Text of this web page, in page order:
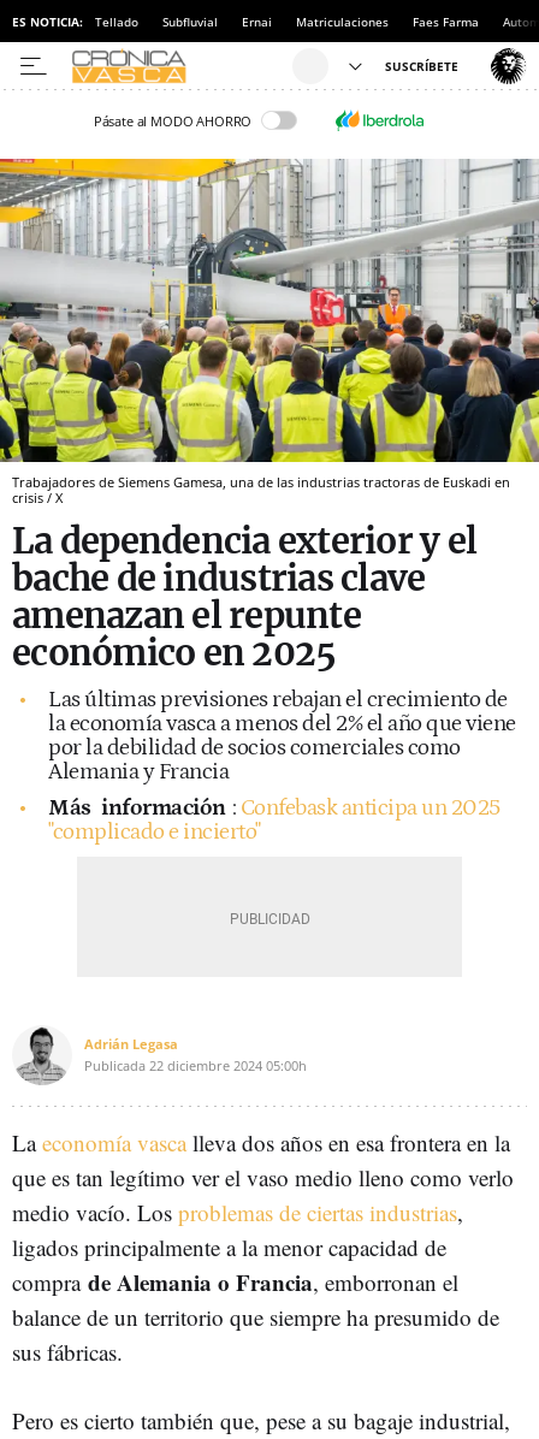
ES NOTICIA: Tellado Subfluvial Ernai Matriculaciones Faes Farma
Pásate al MODO AHORRO
Trabajadores de Siemens Gamesa, una de las industrias tractoras de Euskadi en
crisis / X
La dependencia exterior y el
bache de industrias clave
amenazan el repunte
económico en 2025
Las últimas previsiones rebajan el crecimiento de
la economía vasca a menos del 2% el año que viene
por la debilidad de socios comerciales como
Alemania y Francia
Más información : Confebask anticipa un 2025
"complicado e incierto"
Adrián Legasa
Publicada 22 diciembre 2024 05:00h
Laeconomía vascalleva dos años en esa frontera en la
que es tan legítimo ver el vaso medio lleno como verlo
medio vacío. Los problemas de ciertas industrias,
ligados principalmente a la menor capacidad de
comprade Alemania o Francia, emborronan el
balance de un territorio que siempre ha presumido de
sus fábricas.
Pero es cierto también que, pese a su bagaje industrial,